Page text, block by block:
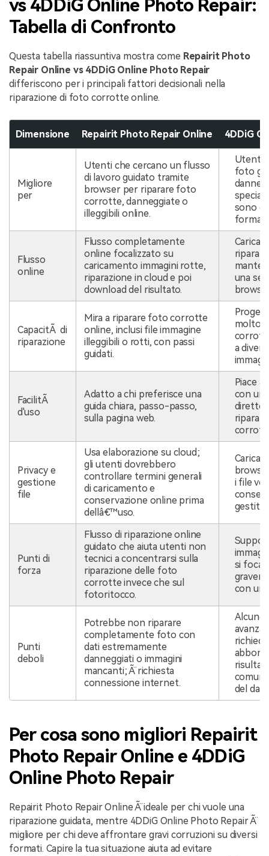
vs 4DDiG Online Photo Repair:
Tabella di Confronto
Questa tabella riassuntiva mostra come Repairit Photo
Repair Online vs 4DDiG Online Photo Repair
differiscono per i principali fattori decisionali nella
riparazione di foto corrotte online.
Dimensione Repairit Photo Repair Online 4DDiG
Migliore
per
Utenti che cercano un flusso
di lavoro guidato tramite
browser per riparare foto
corrotte, danneggiate o
illeggibili online.
Utenti
foto
sono
formati
Flusso
online
Flusso completamente
online focalizzato su
caricamento immagini rotte,
riparazione in cloud e poi
download del risultato.
Carica
ripara
una
CapacitÃ di
riparazione
Mira a riparare foto corrotte
online, inclusi file immagine
illeggibili o rotti, con passi
guidati.
molto
a
FacilitÃ
d'uso
Adatto a chi preferisce una
guida chiara, passo-passo,
sulla pagina web.
Piace a
con un
diretto
Privacy e
gestione
file
Usa elaborazione su cloud;
gli utenti dovrebbero
controllare termini generali
di caricamento e
conservazione online prima
dellâ€™uso.
Carica
i file
gestiti.
Punti di
forza
Flusso di riparazione online
guidato che aiuta utenti non
tecnici a concentrarsi sulla
riparazione delle foto
corrotte invece che sul
fotoritocco.
si
con un
Punti
deboli
Potrebbe non riparare
completamente foto con
dati estremamente
danneggiati o immagini
mancanti; Ã¨ richiesta
connessione internet.
Alcune
del
Per cosa sono migliori Repairit
Photo Repair Online e 4DDiG
Online Photo Repair
Repairit Photo Repair Online Ã¨ ideale per chi vuole una
riparazione guidata, mentre 4DDiG Online Photo Repair Ã¨
migliore per chi deve affrontare gravi corruzioni su diversi
formati. Capire la tua situazione aiuta ad evitare